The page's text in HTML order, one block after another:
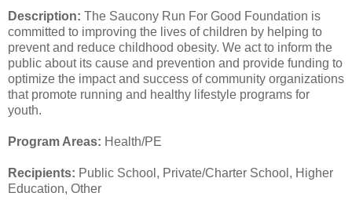
Description: The Saucony Run For Good Foundation is
committed to improving the lives of children by helping to
prevent and reduce childhood obesity. We act to inform the
public about its cause and prevention and provide funding to
optimize the impact and success of community organizations
that promote running and healthy lifestyle programs for
youth.
Program Areas: Health/PE
Recipients: Public School, Private/Charter School, Higher
Education, Other